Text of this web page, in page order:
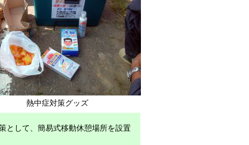
熱中症対策グッズ
して、簡易式移動休憩場所を設置